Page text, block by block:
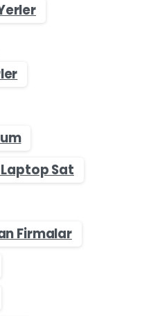
Sat
Firmalar